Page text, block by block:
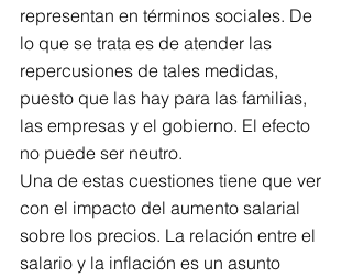
representan en términos sociales. De
lo que se trata es de atender las
repercusiones de tales medidas,
puesto que las hay para las familias,
las empresas y el gobierno. El efecto
no puede ser neutro.
Una de estas cuestiones tiene que ver
con el impacto del aumento salarial
sobre los precios. La relación entre el
salario y la inflación es un asunto